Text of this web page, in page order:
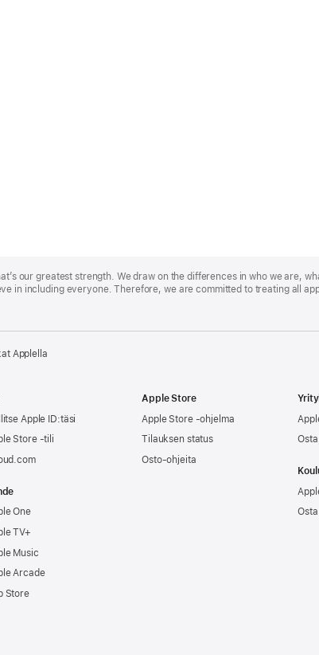
our greatest strength. We draw on the differences in who we are,
in including everyone. Therefore, we are committed to treating all
Applella
Apple ID:täsi
Store -tili
One
TV+
Music
Arcade
Store
Apple Store
Apple Store -ohjelma
Tilauksen status
Osto-ohjeita